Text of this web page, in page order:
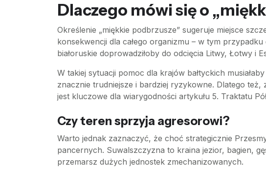
Dlaczego mówi się o
Określenie „miękkie podbrzusze” sugeruje miejsce
konsekwencji dla całego organizmu – w tym
białoruskie doprowadziłoby do odcięcia Litwy, Łotwy i
W takiej sytuacji pomoc dla krajów bałtyckich
znacznie trudniejsze i bardziej ryzykowne. Dlatego
jest kluczowe dla wiarygodności artykułu 5. Traktatu
Czy teren sprzyja agresorowi?
Warto jednak zaznaczyć, że choć strategicznie
pancernych. Suwalszczyzna to kraina jezior, bagien,
przemarsz dużych jednostek zmechanizowanych.